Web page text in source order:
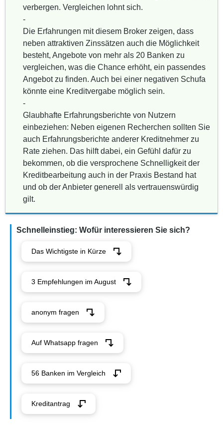
verbergen. Vergleichen lohnt sich.
-
Die Erfahrungen mit diesem Broker zeigen, dass
neben attraktiven Zinssätzen auch die Möglichkeit
besteht, Angebote von mehr als 20 Banken zu
vergleichen, was die Chance erhöht, ein passendes
Angebot zu finden. Auch bei einer negativen Schufa
könnte eine Kreditvergabe möglich sein.
-
Glaubhafte Erfahrungsberichte von Nutzern
einbeziehen: Neben eigenen Recherchen sollten Sie
auch Erfahrungsberichte anderer Kreditnehmer zu
Rate ziehen. Das hilft dabei, ein Gefühl dafür zu
bekommen, ob die versprochene Schnelligkeit der
Kreditbearbeitung auch in der Praxis Bestand hat
und ob der Anbieter generell als vertrauenswürdig
gilt.
Schnelleinstieg: Wofür interessieren Sie sich?
Das Wichtigste in Kürze
3 Empfehlungen im August
anonym fragen
Auf Whatsapp fragen
56 Banken im Vergleich
Kreditantrag